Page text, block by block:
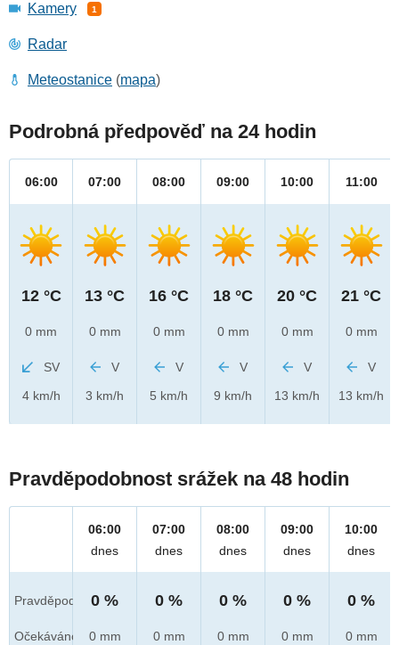
Kamery 1
Radar
Meteostanice (mapa)
Podrobná předpověď na 24 hodin
06:00
12 °C
0 mm
SV
4 km/h
07:00
13 °C
0 mm
V
3 km/h
08:00
16 °C
0 mm
V
5 km/h
09:00
18 °C
0 mm
V
9 km/h
10:00
20 °C
0 mm
V
13 km/h
11:00
21 °C
0 mm
V
13 km/h
Pravděpodobnost srážek na 48 hodin
Pravděpod.
Očekáváno
06:00
dnes
0 %
0 mm
07:00
dnes
0 %
0 mm
08:00
dnes
0 %
0 mm
09:00
dnes
0 %
0 mm
10:00
dnes
0 %
0 mm